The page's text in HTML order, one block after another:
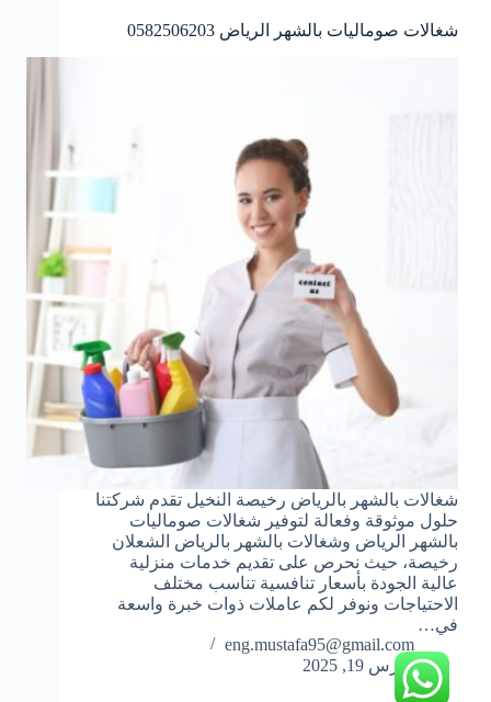
شغالات صوماليات بالشهر الرياض 0582506203
شغالات بالشهر بالرياض رخيصة النخيل تقدم شركتنا
حلول موثوقة وفعالة لتوفير شغالات صوماليات
بالشهر الرياض وشغالات بالشهر بالرياض الشعلان
رخيصة، حيث نحرص على تقديم خدمات منزلية
عالية الجودة بأسعار تنافسية تناسب مختلف
الاحتياجات ونوفر لكم عاملات ذوات خبرة واسعة
في…
eng.mustafa95@gmail.com
مارس 19, 2025